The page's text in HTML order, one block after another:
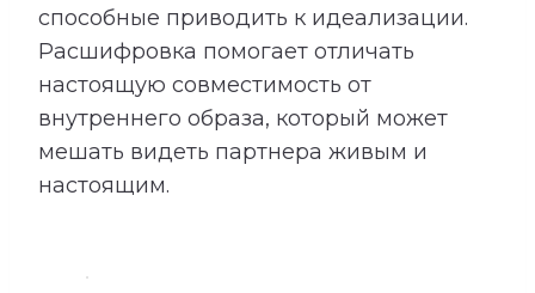
способные приводить к идеализации.
Расшифровка помогает отличать
настоящую совместимость от
внутреннего образа, который может
мешать видеть партнера живым и
настоящим.